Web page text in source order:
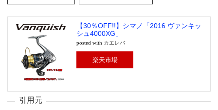
【30％OFF!!】シマノ「2016 ヴァンキッ
シュ4000XG」
posted with カエレバ
楽天市場